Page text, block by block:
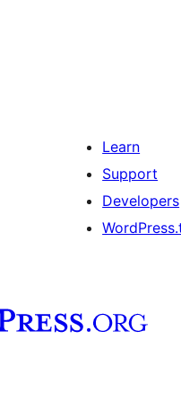
Learn
Support
Developers